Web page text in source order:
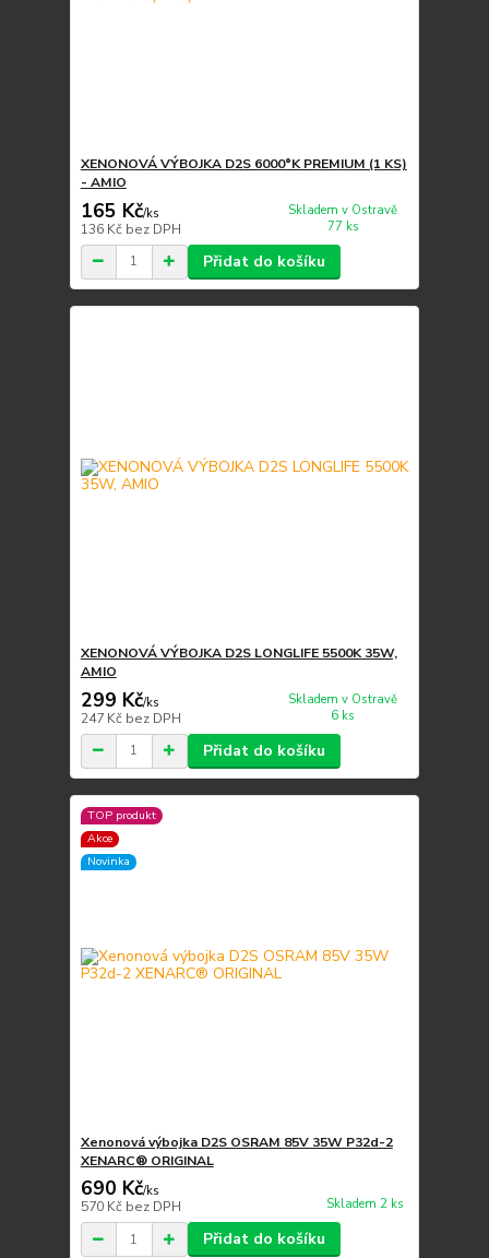
XENONOVÁ VÝBOJKA D2S 6000°K PREMIUM (1 KS)
- AMIO
165 Kč/ks
136 Kč bez DPH
Skladem v Ostravě
77 ks
Přidat do košíku
XENONOVÁ VÝBOJKA D2S LONGLIFE 5500K 35W,
AMIO
299 Kč/ks
247 Kč bez DPH
Skladem v Ostravě
6 ks
Přidat do košíku
TOP produkt
Akce
Novinka
Xenonová výbojka D2S OSRAM 85V 35W P32d-2
XENARC® ORIGINAL
690 Kč/ks
570 Kč bez DPH Skladem 2 ks
Přidat do košíku